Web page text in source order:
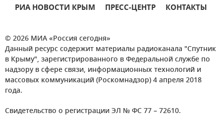
РИА НОВОСТИ КРЫМ ПРЕСС-ЦЕНТР КОНТАКТЫ
© 2026 МИА «Россия сегодня»
Данный ресурс содержит материалы радиоканала "Спутник
в Крыму", зарегистрированного в Федеральной службе по
надзору в сфере связи, информационных технологий и
массовых коммуникаций (Роскомнадзор) 4 апреля 2018
года.
Свидетельство о регистрации ЭЛ № ФС 77 – 72610.